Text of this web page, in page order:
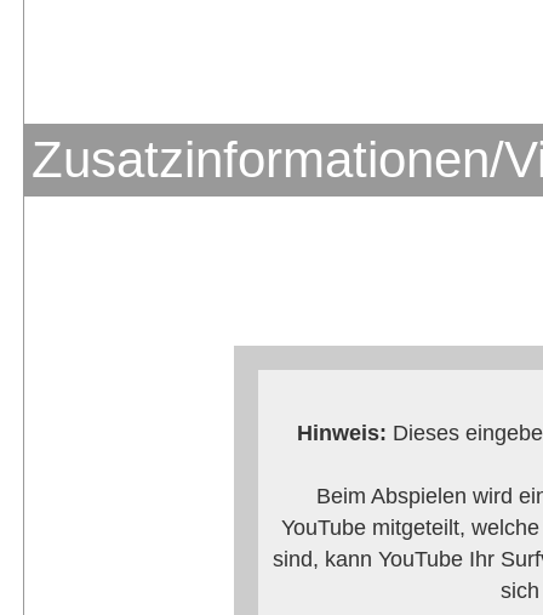
Zusatzinformationen/
Hinweis: Dieses
Beim Abspielen wird
YouTube mitgeteilt,
sind, kann YouTube Ihr